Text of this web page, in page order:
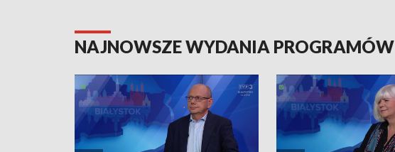
NAJNOWSZE WYDANIA PROGRAMÓW